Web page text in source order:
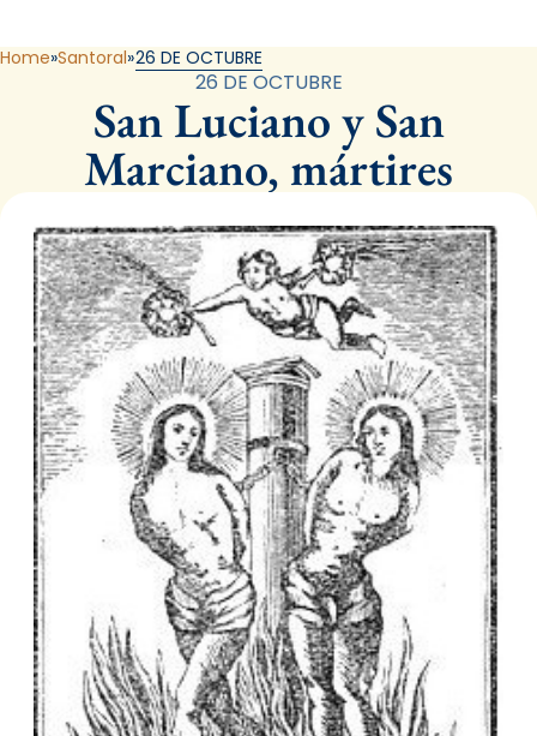
Home Santoral 26 DE OCTUBRE
26 DE OCTUBRE
San Luciano y San
Marciano, mártires